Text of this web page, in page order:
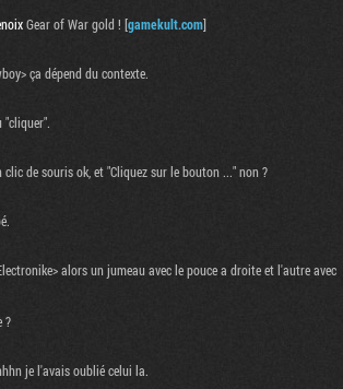
Gear of War gold ! [gamekult.com]
ça dépend du contexte.
"cliquer".
clic de souris ok, et "Cliquez sur le bouton ..." non ?
alors un jumeau avec le pouce a droite et l'autre avec
?
je l'avais oublié celui la.